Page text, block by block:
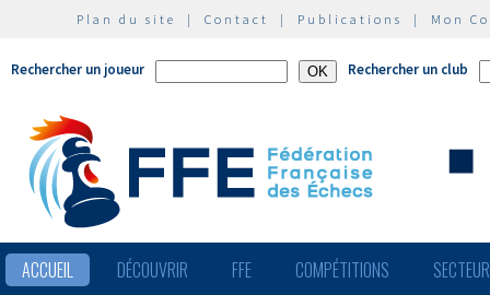
Plan du site | Contact | Publications | Mon
Rechercher un joueur Rechercher un club
ACCUEIL DÉCOUVRIR FFE COMPÉTITIONS